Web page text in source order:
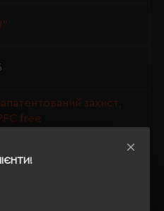
захист,
free